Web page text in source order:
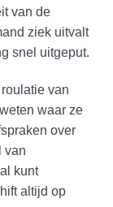
van de
ziek uitvalt
snel uitgeput.
van
waar ze
over
van
kunt
altijd op